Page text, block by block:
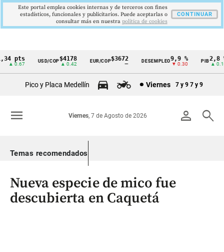
Cintillo
Colombia
pts
0.67
USD/COP$4178
▲ 0.42
EUR/COP$3672 DESEMPLEO9,9 %
▼ 0.30
2,8 %
▲ 0.10
Pico y Placa Medellín Viernes 7 y 9 7 y 9
person search
Viernes, 7 de Agosto de 2026
menu
Temas recomendados
Nueva especie de mico fue
descubierta en Caquetá
Este portal emplea cookies internas y de terceros con fines
estadísticos, funcionales y publicitarios. Puede aceptarlas o
consultar más en nuestra politica de cookies
CONTINUAR